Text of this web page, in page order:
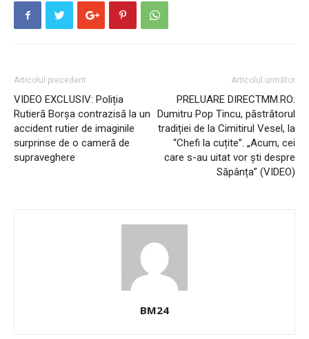
Articolul precedent
VIDEO EXCLUSIV: Poliția
Rutieră Borșa contrazisă la un
accident rutier de imaginile
surprinse de o cameră de
supraveghere
Articolul următor
PRELUARE DIRECTMM.RO:
Dumitru Pop Tincu, păstrătorul
tradiției de la Cimitirul Vesel, la
“Chefi la cuțite”. „Acum, cei
care s-au uitat vor ști despre
Săpânța” (VIDEO)
BM24